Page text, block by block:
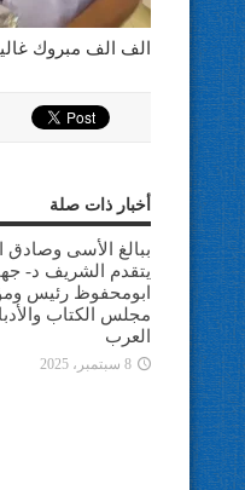
الف الف مبروك
أخبار ذات صلة
ببالغ الأسى وصادق
يتقدم الشريف د-
ابومحفوظ رئيس
مجلس الكتاب
العرب
8 سبتمبر، 2025